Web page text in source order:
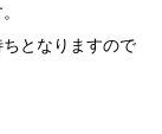
となりますので